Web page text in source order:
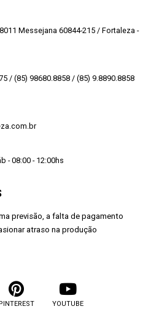
Messejana 60844-215 / Fortaleza -
/ (85) 98680.8858 / (85) 9.8890.8858
- 08:00 - 12:00hs
previsão, a falta de pagamento
atraso na produção
YOUTUBE